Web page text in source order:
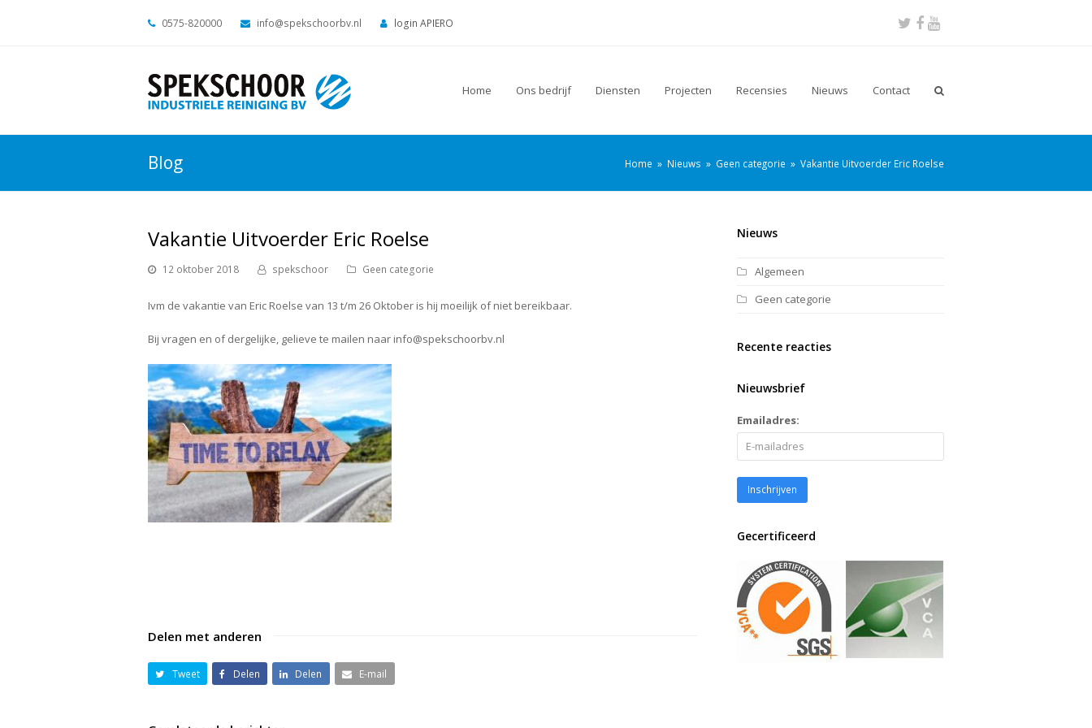
0575-820000 info@spekschoorbv.nl login APIERO Twitter
Facebook
Home Ons bedrijf Diensten Projecten Recensies Nieuws Contact
Blog Home » Nieuws » Geen categorie » Vakantie Uitvoerder Eric Roelse
Vakantie Uitvoerder Eric Roelse
12 oktober 2018 spekschoor Geen categorie
Ivm de vakantie van Eric Roelse van 13 t/m 26 Oktober is hij moeilijk of niet bereikbaar.
Bij vragen en of dergelijke, gelieve te mailen naar info@spekschoorbv.nl
Delen met anderen
Tweet Delen Delen E-mail
Nieuws
Algemeen
Geen categorie
Recente reacties
Nieuwsbrief
Emailadres:
Gecertificeerd